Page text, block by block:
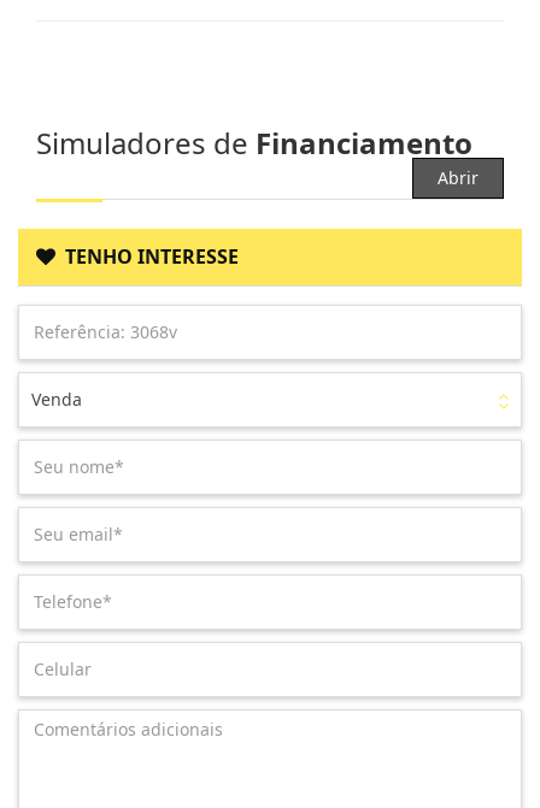
Simuladores de Financiamento
Abrir
TENHO INTERESSE
Venda